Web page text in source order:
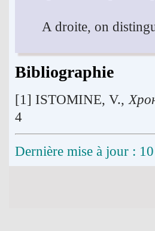
A droite, on
Bibliographie
[1] ISTOMINE, V.,
4
Dernière mise à jour :